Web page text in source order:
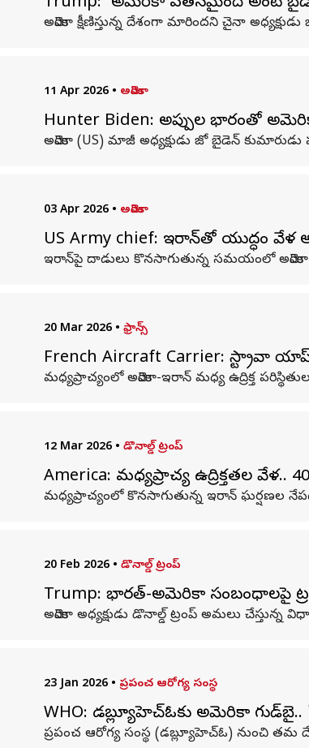
అమెరికా క్షీణిస్తున్న దేశంగా మారిందని చైనా
11 Apr 2026 • అమెరికా
Hunter Biden: అప్పుల భారంతో
అమెరికా (US) మాజీ అధ్యక్షుడు జో బైడెన్
03 Apr 2026 • అమెరికా
US Army chief: ఇరాన్‌తో యుద్ధం వేళ
ఇరాన్‌పై దాడులు కొనసాగుతున్న సమయంలో అమెరికా
20 Mar 2026 • ఫ్రాన్స్
French Aircraft Carrier: స్ట్రావా
మధ్యప్రాచ్యంలో అమెరికా-ఇరాన్ మధ్య ఉద్రిక్త
12 Mar 2026 • డొనాల్డ్ ట్రంప్
America: మధ్యప్రాచ్య ఉద్రిక్తతల
మధ్యప్రాచ్యంలో కొనసాగుతున్న ఇరాన్‌ ఘర్షణల
20 Feb 2026 • డొనాల్డ్ ట్రంప్
Trump: భారత్-అమెరికా సంబంధాలపై
అమెరికా అధ్యక్షుడు డొనాల్డ్ ట్రంప్ అమలు
23 Jan 2026 • ప్రపంచ ఆరోగ్య సంస్థ
WHO: డబ్ల్యూహెచ్‌ఓకు అమెరికా
ప్రపంచ ఆరోగ్య సంస్థ (డబ్ల్యూహెచ్‌ఓ) నుంచి తమ